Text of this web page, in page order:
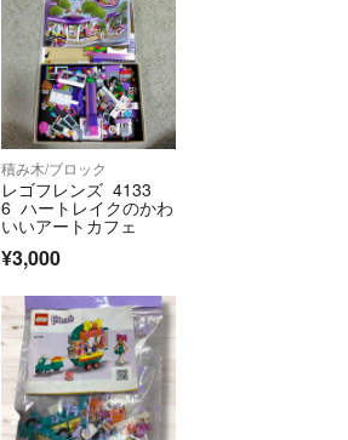
積み木/ブロック
レゴフレンズ 4133
6 ハートレイクのかわ
いいアートカフェ
¥3,000